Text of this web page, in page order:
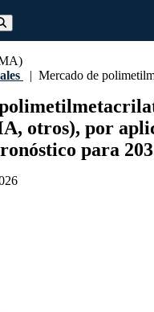
| Mercado de
otros), por
para